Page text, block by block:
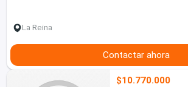
La Reina
Contactar ahora
$10.770.000